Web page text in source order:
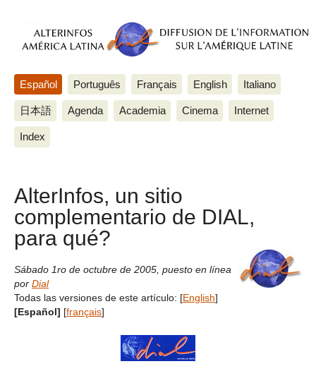
Español Português Français English Italiano
日本語 Agenda Academia Cinema Internet
Index
AlterInfos, un sitio
complementario de DIAL,
para qué?
Sábado 1ro de octubre de 2005 puesto en línea
por Dial
Todas las versiones de este artículo: [English]
[Español] [français]